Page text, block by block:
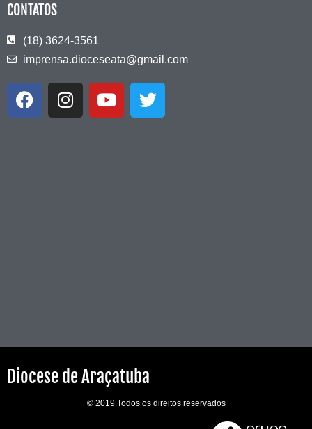
CONTATOS
(18) 3624-3561
imprensa.dioceseata@gmail.com
Diocese de Araçatuba
© 2019 Todos os direitos reservados